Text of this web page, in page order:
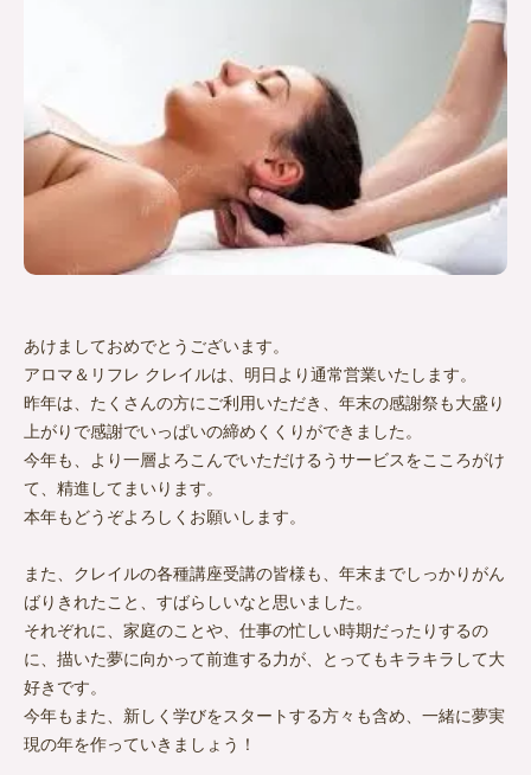
あけましておめでとうございます。
アロマ＆リフレ クレイルは、明日より通常営業いたします。
昨年は、たくさんの方にご利用いただき、年末の感謝祭も大盛り
上がりで感謝でいっぱいの締めくくりができました。
今年も、より一層よろこんでいただけるうサービスをこころがけ
て、精進してまいります。
本年もどうぞよろしくお願いします。
また、クレイルの各種講座受講の皆様も、年末までしっかりがん
ばりきれたこと、すばらしいなと思いました。
それぞれに、家庭のことや、仕事の忙しい時期だったりするの
に、描いた夢に向かって前進する力が、とってもキラキラして大
好きです。
今年もまた、新しく学びをスタートする方々も含め、一緒に夢実
現の年を作っていきましょう！